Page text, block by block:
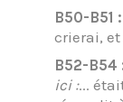
B50-B51 :
crierai,
B52-B54
ici :...